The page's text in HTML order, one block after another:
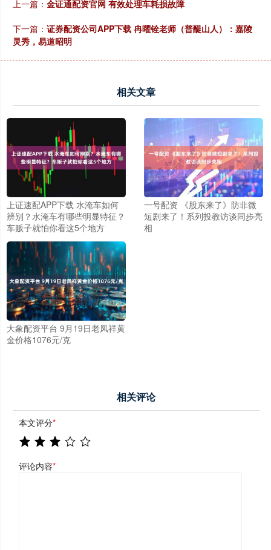
上一篇： 金证通配资官网 有效处理车耗损故障
下一篇： 证券配资公司APP下载 冉曜铨老师（普醍山人）：嘉陵
灵秀，易道昭明
相关文章
上证速配APP下载 水淹车如何
辨别？水淹车有哪些明显特征？
车贩子就怕你看这5个地方
一号配资 《股东来了》防非微
短剧来了！系列投教访谈同步亮
相
大象配资平台 9月19日老凤祥黄
金价格1076元/克
相关评论
本文评分*
评论内容*